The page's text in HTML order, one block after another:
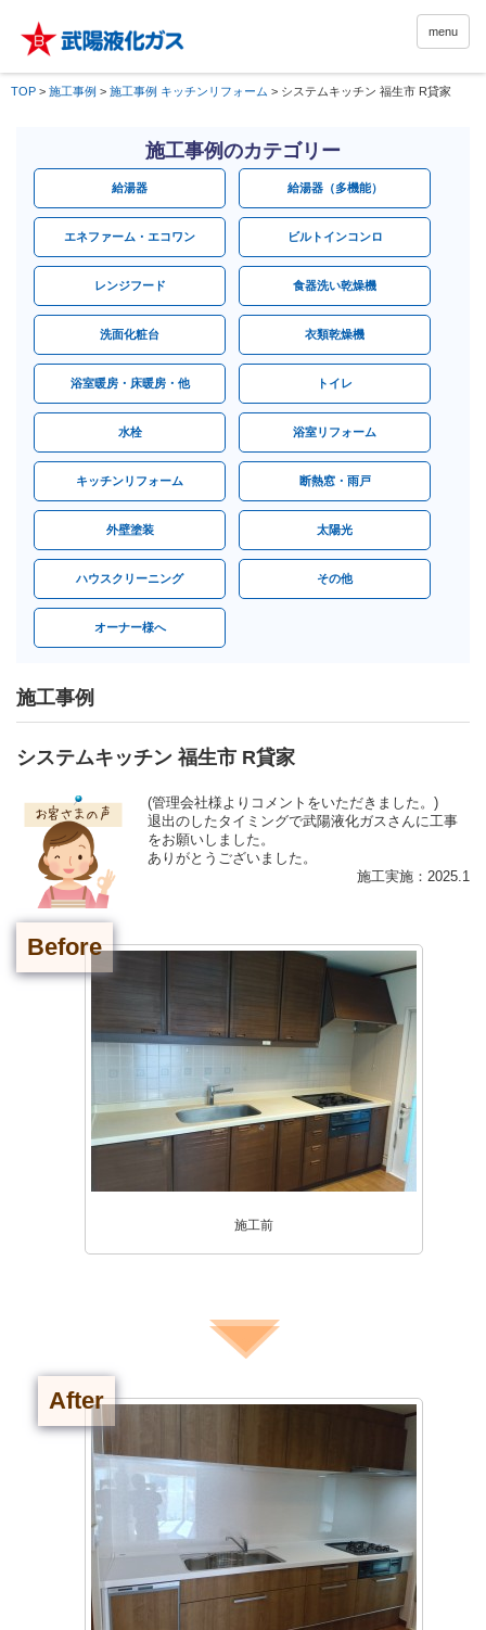
menu
TOP > 施工事例 > 施工事例 キッチンリフォーム > システムキッチン 福生市 R貸家
施工事例のカテゴリー
給湯器 給湯器（多機能）
エネファーム・エコワン ビルトインコンロ
レンジフード 食器洗い乾燥機
洗面化粧台 衣類乾燥機
浴室暖房・床暖房・他 トイレ
水栓 浴室リフォーム
キッチンリフォーム 断熱窓・雨戸
外壁塗装 太陽光
ハウスクリーニング その他
オーナー様へ
施工事例
システムキッチン 福生市 R貸家
(管理会社様よりコメントをいただきました。)
退出のしたタイミングで武陽液化ガスさんに工事
をお願いしました。
ありがとうございました。
施工実施：2025.1
Before
施工前
After